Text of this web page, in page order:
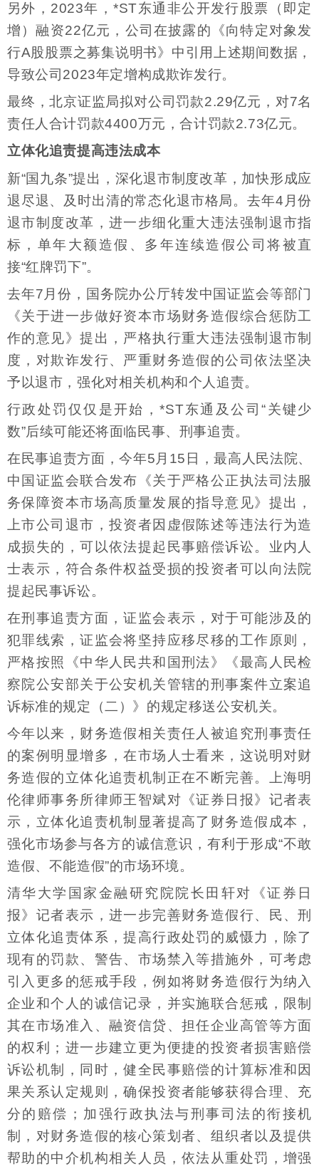
另外，2023年，*ST东通非公开发行股票（即定
增）融资22亿元，公司在披露的《向特定对象发
行A股股票之募集说明书》中引用上述期间数据，
导致公司2023年定增构成欺诈发行。
最终，北京证监局拟对公司罚款2.29亿元，对7名
责任人合计罚款4400万元，合计罚款2.73亿元。
立体化追责提高违法成本
新“国九条”提出，深化退市制度改革，加快形成应
退尽退、及时出清的常态化退市格局。去年4月份
退市制度改革，进一步细化重大违法强制退市指
标，单年大额造假、多年连续造假公司将被直
接“红牌罚下”。
去年7月份，国务院办公厅转发中国证监会等部门
《关于进一步做好资本市场财务造假综合惩防工
作的意见》提出，严格执行重大违法强制退市制
度，对欺诈发行、严重财务造假的公司依法坚决
予以退市，强化对相关机构和个人追责。
行政处罚仅仅是开始，*ST东通及公司“关键少
数”后续可能还将面临民事、刑事追责。
在民事追责方面，今年5月15日，最高人民法院、
中国证监会联合发布《关于严格公正执法司法服
务保障资本市场高质量发展的指导意见》提出，
上市公司退市，投资者因虚假陈述等违法行为造
成损失的，可以依法提起民事赔偿诉讼。业内人
士表示，符合条件权益受损的投资者可以向法院
提起民事诉讼。
在刑事追责方面，证监会表示，对于可能涉及的
犯罪线索，证监会将坚持应移尽移的工作原则，
严格按照《中华人民共和国刑法》《最高人民检
察院公安部关于公安机关管辖的刑事案件立案追
诉标准的规定（二）》的规定移送公安机关。
今年以来，财务造假相关责任人被追究刑事责任
的案例明显增多，在市场人士看来，这说明对财
务造假的立体化追责机制正在不断完善。上海明
伦律师事务所律师王智斌对《证券日报》记者表
示，立体化追责机制显著提高了财务造假成本，
强化市场参与各方的诚信意识，有利于形成“不敢
造假、不能造假”的市场环境。
清华大学国家金融研究院院长田轩对《证券日
报》记者表示，进一步完善财务造假行、民、刑
立体化追责体系，提高行政处罚的威慑力，除了
现有的罚款、警告、市场禁入等措施外，可考虑
引入更多的惩戒手段，例如将财务造假行为纳入
企业和个人的诚信记录，并实施联合惩戒，限制
其在市场准入、融资信贷、担任企业高管等方面
的权利；进一步建立更为便捷的投资者损害赔偿
诉讼机制，同时，健全民事赔偿的计算标准和因
果关系认定规则，确保投资者能够获得合理、充
分的赔偿；加强行政执法与刑事司法的衔接机
制，对财务造假的核心策划者、组织者以及提供
帮助的中介机构相关人员，依法从重处罚，增强